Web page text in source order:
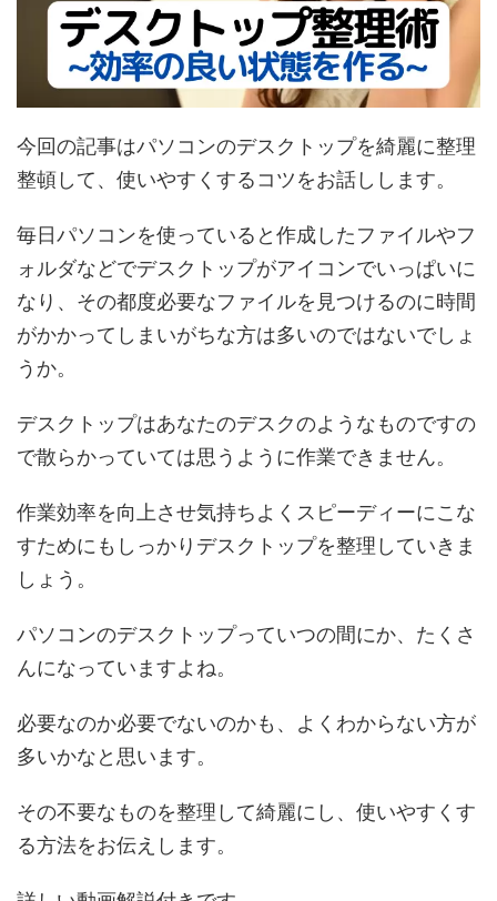
今回の記事はパソコンのデスクトップを綺麗に整理
整頓して、使いやすくするコツをお話しします。
毎日パソコンを使っていると作成したファイルやフ
ォルダなどでデスクトップがアイコンでいっぱいに
なり、その都度必要なファイルを見つけるのに時間
がかかってしまいがちな方は多いのではないでしょ
うか。
デスクトップはあなたのデスクのようなものですの
で散らかっていては思うように作業できません。
作業効率を向上させ気持ちよくスピーディーにこな
すためにもしっかりデスクトップを整理していきま
しょう。
パソコンのデスクトップっていつの間にか、たくさ
んになっていますよね。
必要なのか必要でないのかも、よくわからない方が
多いかなと思います。
その不要なものを整理して綺麗にし、使いやすくす
る方法をお伝えします。